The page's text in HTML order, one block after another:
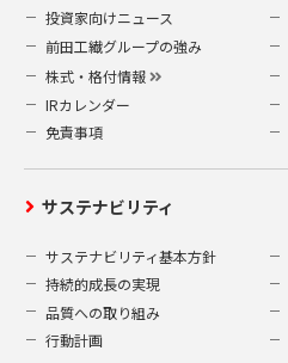
投資家向けニュース
前田工繊グループの強み
株式・格付情報
IRカレンダー
免責事項
サステナビリティ
サステナビリティ基本方針
持続的成長の実現
品質への取り組み
行動計画